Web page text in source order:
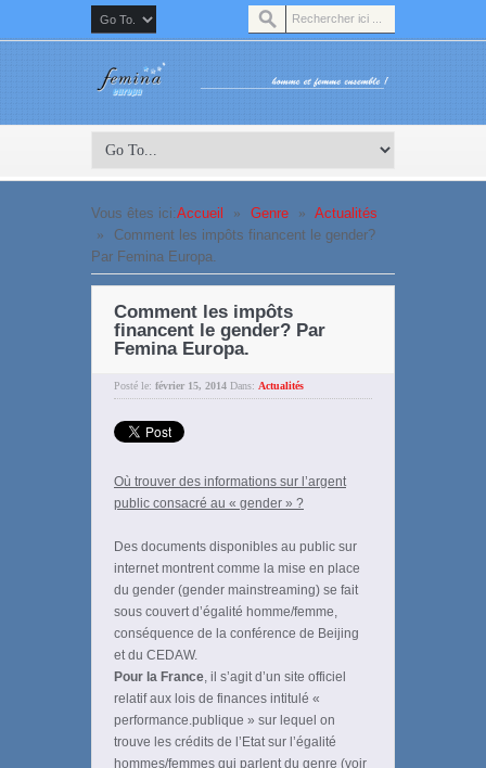
Vous êtes ici:Accueil » Genre » Actualités
»
Comment les impôts financent le gender?
Par Femina Europa.
Comment les impôts
financent le gender? Par
Femina Europa.
Posté le: février 15, 2014 Dans: Actualités
Où trouver des informations sur l’argent
public consacré au « gender » ?
Des documents disponibles au public sur
internet montrent comme la mise en place
du gender (gender mainstreaming) se fait
sous couvert d’égalité homme/femme,
conséquence de la conférence de Beijing
et du CEDAW.
Pour la France, il s’agit d’un site officiel
relatif aux lois de finances intitulé «
performance.publique » sur lequel on
trouve les crédits de l’Etat sur l’égalité
hommes/femmes qui parlent du genre (voir